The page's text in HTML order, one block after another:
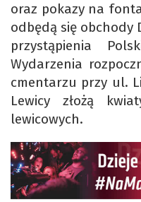
oraz pokazy na
odbędą się obchody
przystąpienia
Wydarzenia
cmentarzu przy ul.
Lewicy złożą
lewicowych.